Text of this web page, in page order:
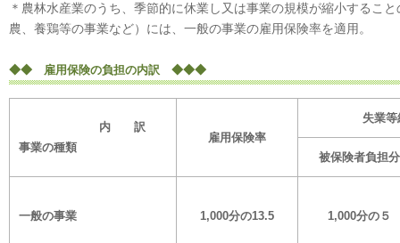
＊農林水産業のうち、季節的に休業し又は事業の規模が縮小するこ
農、養鶏等の事業など）には、一般の事業の雇用保険率を適用。
◆◆ 雇用保険の負担の内訳 ◆◆◆
内 訳
事業の種類
雇用保険率
失業
被保険者負担分
一般の事業 1,000分の13.5 1,000分の５